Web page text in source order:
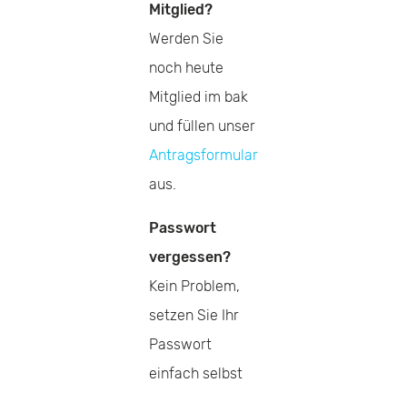
Mitglied?
Werden Sie
noch heute
Mitglied im bak
und füllen unser
Antragsformular
aus.
Passwort
vergessen?
Kein Problem,
setzen Sie Ihr
Passwort
einfach selbst